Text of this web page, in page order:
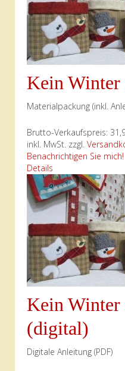
Kein Winter
Materialpackung (inkl.
Brutto-Verkaufspreis:
inkl. MwSt. zzgl.
Benachrichtigen Sie mich!
Details
Kein Winter
(digital)
Digitale Anleitung (PDF)